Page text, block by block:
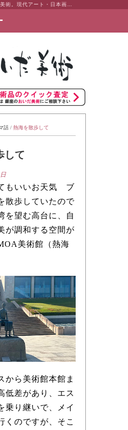
販売と買取 | 東京・銀座 おいだ美術
話 / 熱海を散歩して
して
もいいお天気 ブ
散歩していたので
を望む高台に、自
が調和する空間が
美術館（熱海
から美術館本館ま
低差があり、エス
乗り継いで、メイ
くのですが、そこ